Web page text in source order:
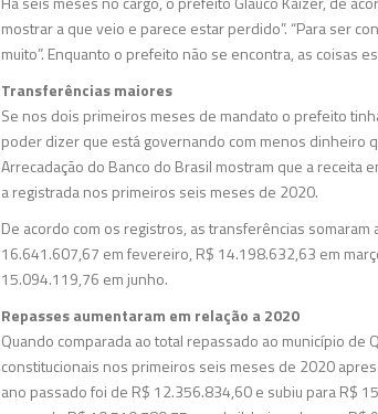
mostrar a que veio e parece estar perdido”. “Para ser
muito”. Enquanto o prefeito não se encontra, as coisas
Transferências maiores
Se nos dois primeiros meses de mandato o prefeito
poder dizer que está governando com menos dinheiro
Arrecadação do Banco do Brasil mostram que a
a registrada nos primeiros seis meses de 2020.
De acordo com os registros, as transferências
16.641.607,67 em fevereiro, R$ 14.198.632,63 em
15.094.119,76 em junho.
Repasses aumentaram em relação a 2020
Quando comparada ao total repassado ao município
constitucionais nos primeiros seis meses de 2020
ano passado foi de R$ 12.356.834,60 e subiu para R$